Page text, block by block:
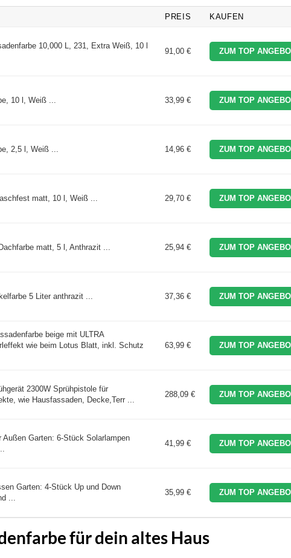
PREIS KAUFEN
10,000 L, 231, Extra Weiß, 10 l
91,00 € ZUM TOP
10 l, Weiß ... 33,99 € ZUM TOP
2,5 l, Weiß ... 14,96 € ZUM TOP
matt, 10 l, Weiß ... 29,70 € ZUM TOP
matt, 5 l, Anthrazit ... 25,94 € ZUM TOP
5 Liter anthrazit ... 37,36 € ZUM TOP
beige mit ULTRA
wie beim Lotus Blatt, inkl. Schutz
63,99 € ZUM TOP
2300W Sprühpistole für
wie Hausfassaden, Decke,Terr ...
288,09 € ZUM TOP
Außen Garten: 6-Stück Solarlampen
41,99 € ZUM TOP
Garten: 4-Stück Up und Down
...
35,99 € ZUM TOP
für dein altes Haus